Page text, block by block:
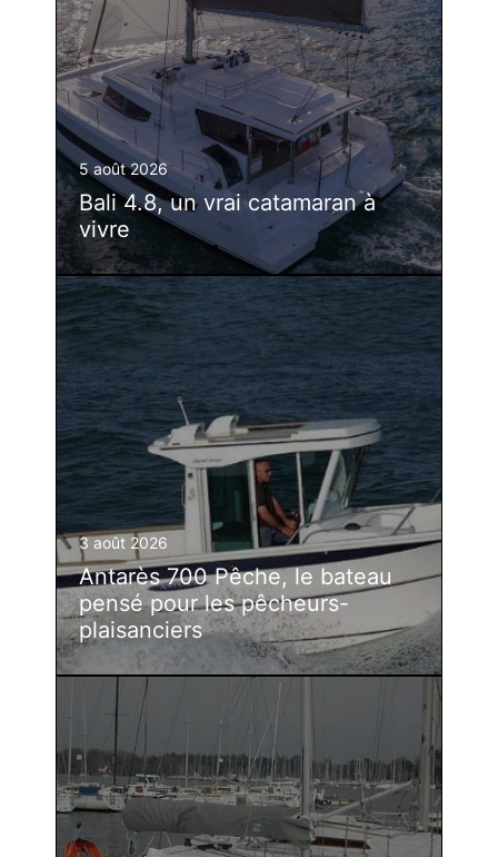
5 août 2026
Bali 4.8, un vrai catamaran à
vivre
3 août 2026
Antarès 700 Pêche, le bateau
pensé pour les pêcheurs-
plaisanciers